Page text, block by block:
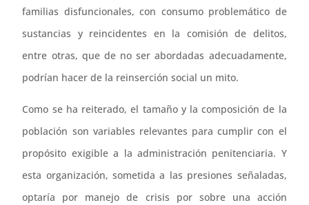
familias disfuncionales, con consumo problemático de
sustancias y reincidentes en la comisión de delitos,
entre otras, que de no ser abordadas adecuadamente,
podrían hacer de la reinserción social un mito.
Como se ha reiterado, el tamaño y la composición de la
población son variables relevantes para cumplir con el
propósito exigible a la administración penitenciaria. Y
esta organización, sometida a las presiones señaladas,
optaría por manejo de crisis por sobre una acción